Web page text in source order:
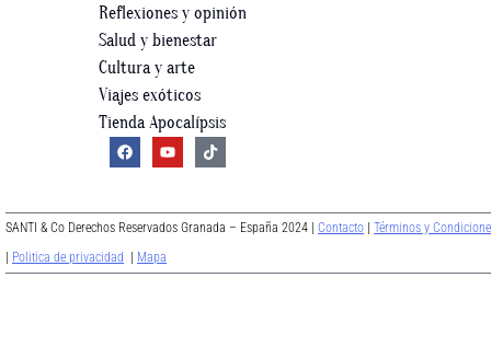
Reflexiones y opinión
Salud y bienestar
Cultura y arte
Viajes exóticos
Tienda Apocalípsis
SANTI & Co Derechos Reservados Granada – España 2024 | Contacto | Términos y
| Politica de privacidad | Mapa